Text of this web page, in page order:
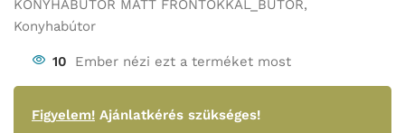
KONYHABÚTOR MATT FRONTOKKAL_BÚTOR,
Konyhabútor
10 Ember nézi ezt a terméket most
Figyelem! Ajánlatkérés szükséges!